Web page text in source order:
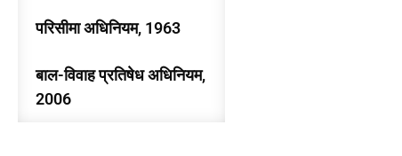
परिसीमा अधिनियम, 1963
बाल-विवाह प्रतिषेध अधिनियम,
2006